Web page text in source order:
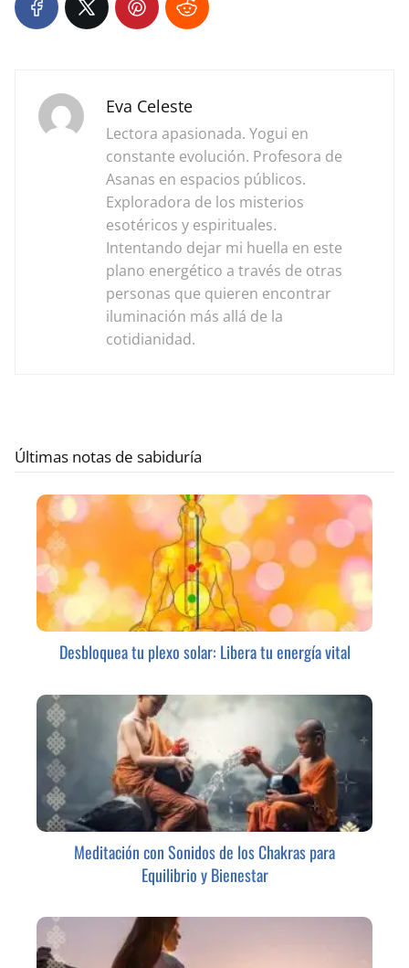
Eva Celeste
Lectora apasionada. Yogui en
constante evolución. Profesora de
Asanas en espacios públicos.
Exploradora de los misterios
esotéricos y espirituales.
Intentando dejar mi huella en este
plano energético a través de otras
personas que quieren encontrar
iluminación más allá de la
cotidianidad.
Últimas notas de sabiduría
Desbloquea tu plexo solar: Libera tu energía vital
Meditación con Sonidos de los Chakras para
Equilibrio y Bienestar